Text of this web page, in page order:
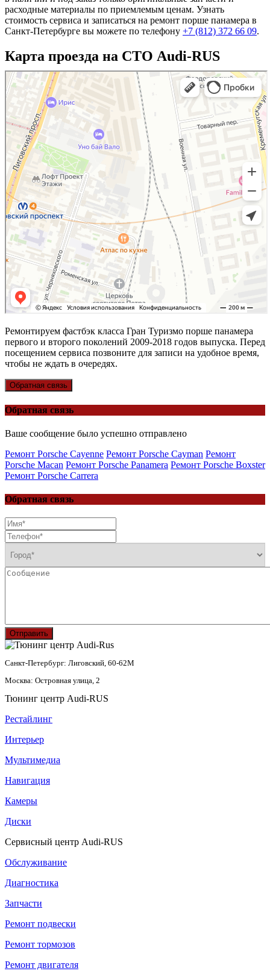
расходные материалы по приемлемым ценам. Узнать
стоимость сервиса и записаться на ремонт порше панамера в
Санкт-Петербурге вы можете по телефону +7 (812) 372 66 09.
Карта проезда на СТО Audi-RUS
Ремонтируем фастбэк класса Гран Туризмо порше панамера
первого и второго поколений 2009-2018 годов выпуска. Перед
посещением сервиса позвоните для записи на удобное время,
чтобы не ждать в очередях.
Обратная связь
Обратная связь
Ваше сообщение было успешно отправлено
Ремонт Porsche Cayenne Ремонт Porsche Cayman Ремонт
Porsche Macan Ремонт Porsche Panamera Ремонт Porsche Boxster
Ремонт Porsche Carrera
Обратная связь
Отправить
Санкт-Петербург: Лиговский, 60-62М
Москва: Островная улица, 2
Тюнинг центр Audi-RUS
Рестайлинг
Интерьер
Мультимедиа
Навигация
Камеры
Диски
Сервисный центр Audi-RUS
Обслуживание
Диагностика
Запчасти
Ремонт подвески
Ремонт тормозов
Ремонт двигателя